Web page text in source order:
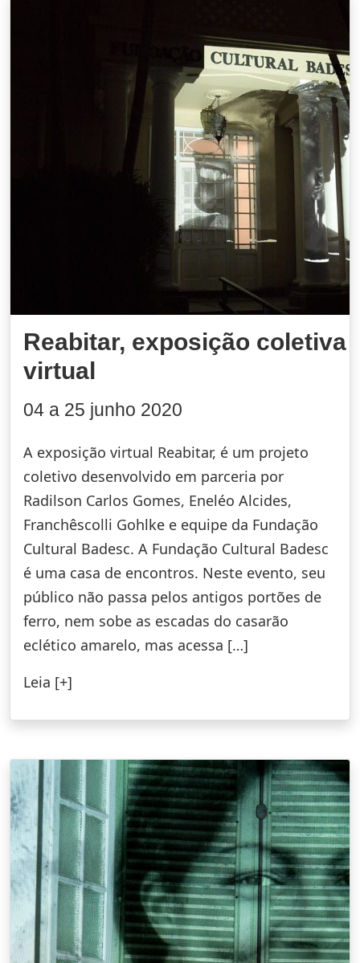
Reabitar, exposição coletiva
virtual
04 a 25 junho 2020
A exposição virtual Reabitar, é um projeto
coletivo desenvolvido em parceria por
Radilson Carlos Gomes, Eneléo Alcides,
Franchêscolli Gohlke e equipe da Fundação
Cultural Badesc. A Fundação Cultural Badesc
é uma casa de encontros. Neste evento, seu
público não passa pelos antigos portões de
ferro, nem sobe as escadas do casarão
eclético amarelo, mas acessa […]
Leia [+]